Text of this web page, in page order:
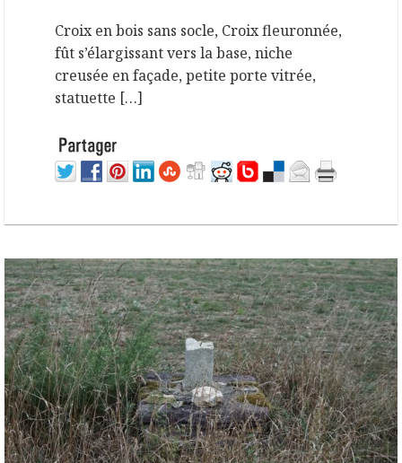
Croix en bois sans socle, Croix fleuronnée,
fût s’élargissant vers la base, niche
creusée en façade, petite porte vitrée,
statuette […]